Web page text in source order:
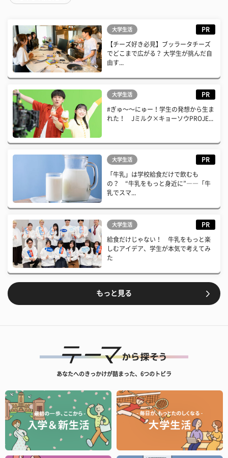
大学生活 PR
【チーズ好き必見】ブッラータチーズ
でどこまで広がる？ 大学生が挑んだ自
由す...
大学生活 PR
#ぎゅ〜〜にゅー！学生の発想から生ま
れた！ Jミルク×キョーソウPROJE...
大学生活 PR
「牛乳」は学校給食だけで飲むも
の？ “牛乳をもっと身近に”――「牛
乳でスマ...
大学生活 PR
給食だけじゃない！ 牛乳をもっと楽
しむアイデア、学生が本気で考えてみ
た
もっと見る
あなたへのきっかけが詰まった、6つのトビラ